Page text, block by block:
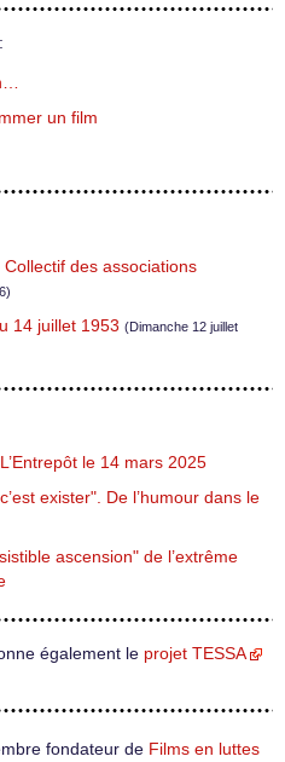
un film
des associations
14 juillet 1953 (Dimanche 12 juillet
le 14 mars 2025
exister". De l’humour dans le
ascension" de l’extrême
également le projet TESSA
fondateur de Films en luttes